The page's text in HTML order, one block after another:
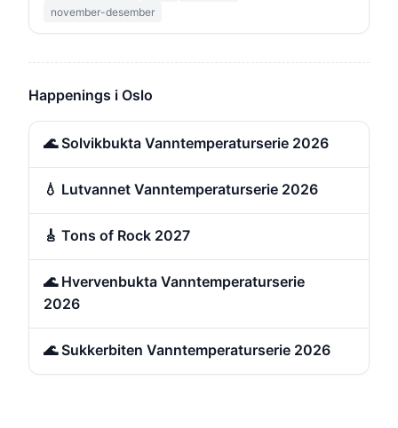
november-desember
Happenings i Oslo
🌊 Solvikbukta Vanntemperaturserie 2026
💧 Lutvannet Vanntemperaturserie 2026
🎸 Tons of Rock 2027
🌊 Hvervenbukta Vanntemperaturserie
2026
🌊 Sukkerbiten Vanntemperaturserie 2026